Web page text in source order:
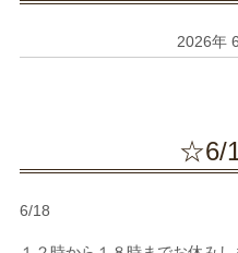
2026年
☆6/
6/18